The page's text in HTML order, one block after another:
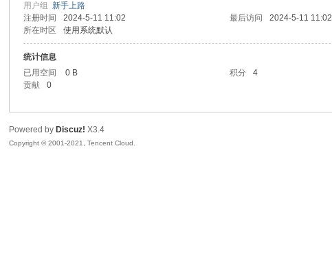
uz!
用户组新手上路
注册时间
2024-5-11 11:02 最后访问 2024-5-11 11:02
所在时区
使用系统默认
统计信息
已用空间
0 B 积分 4
贡献
0
Powered by Discuz! X3.4
Copyright © 2001-2021, Tencent Cloud.